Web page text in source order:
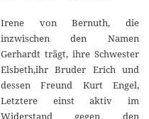
Irene von Bernuth, die
inzwischen den Namen
Gerhardt trägt, ihre Schwester
Elsbeth,ihr Bruder Erich und
dessen Freund Kurt Engel,
Letztere einst aktiv im
Widerstand gegen den